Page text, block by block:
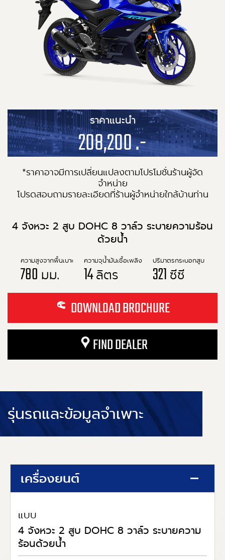
ราคาแนะนำ
208,200 .-
*ราคาอาจมีการเปลี่ยนแปลงตามโปรโมชั่นร้านผู้จัด
จำหน่าย
โปรดสอบถามรายละเอียดที่ร้านผู้จำหน่ายใกล้บ้านท่าน
4 จังหวะ 2 สูบ DOHC 8 วาล์ว ระบายความร้อน
ด้วยน้ำ
ความสูงจากพื้นเบาะ
780 มม.
ความจุน้ำมันเชื้อเพลิง
14 ลิตร
ปริมาตรกระบอกสูบ
321 ซีซี
DOWNLOAD BROCHURE
FIND DEALER
รุ่นรถและข้อมูลจำเพาะ
เครื่องยนต์
แบบ
4 จังหวะ 2 สูบ DOHC 8 วาล์ว ระบายความ
ร้อนด้วยน้ำ